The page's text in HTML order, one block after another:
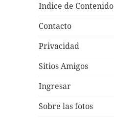
Indice de Contenido
Contacto
Privacidad
Sitios Amigos
Ingresar
Sobre las fotos